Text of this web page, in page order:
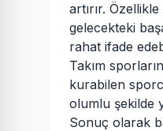
artırır.
gelecekteki
rahat ifade
Takım
kurabilen
olumlu şekilde
Sonuç olarak